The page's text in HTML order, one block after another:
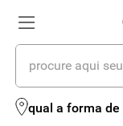
procure aqui seus
qual a forma de
termos mais